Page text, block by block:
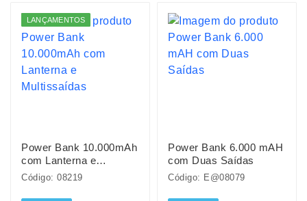
LANÇAMENTOS
Power Bank 10.000mAh
com Lanterna e
Multissaídas
Código: 08219
Power Bank 6.000 mAH
com Duas Saídas
Código: E@08079